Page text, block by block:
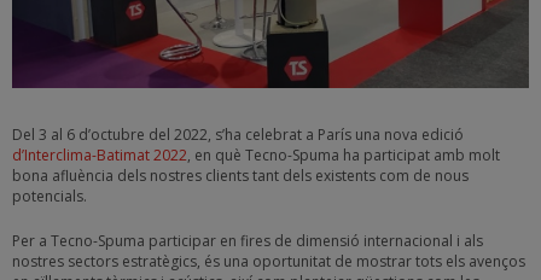
Del 3 al 6 d’octubre del 2022, s’ha celebrat a París una nova edició
d’Interclima-Batimat 2022, en què Tecno-Spuma ha participat amb molt
bona afluència dels nostres clients tant dels existents com de nous
potencials.
Per a Tecno-Spuma participar en fires de dimensió internacional i als
nostres sectors estratègics, és una oportunitat de mostrar tots els avenços